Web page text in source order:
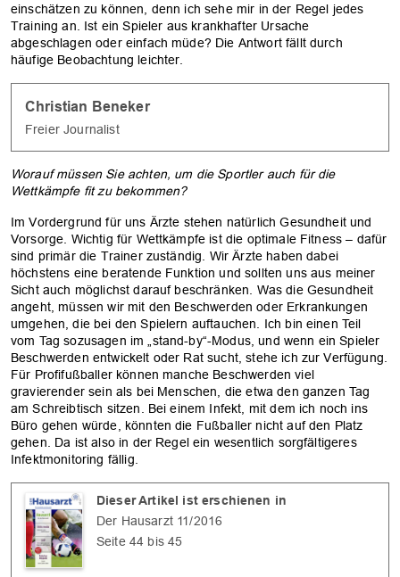
einschätzen zu können, denn ich sehe mir in der Regel jedes
Training an. Ist ein Spieler aus krankhafter Ursache
abgeschlagen oder einfach müde? Die Antwort fällt durch
häufige Beobachtung leichter.
Christian Beneker
Freier Journalist
Worauf müssen Sie achten, um die Sportler auch für die
Wettkämpfe fit zu bekommen?
Im Vordergrund für uns Ärzte stehen natürlich Gesundheit und
Vorsorge. Wichtig für Wettkämpfe ist die optimale Fitness – dafür
sind primär die Trainer zuständig. Wir Ärzte haben dabei
höchstens eine beratende Funktion und sollten uns aus meiner
Sicht auch möglichst darauf beschränken. Was die Gesundheit
angeht, müssen wir mit den Beschwerden oder Erkrankungen
umgehen, die bei den Spielern auftauchen. Ich bin einen Teil
vom Tag sozusagen im „stand-by“-Modus, und wenn ein Spieler
Beschwerden entwickelt oder Rat sucht, stehe ich zur Verfügung.
Für Profifußballer können manche Beschwerden viel
gravierender sein als bei Menschen, die etwa den ganzen Tag
am Schreibtisch sitzen. Bei einem Infekt, mit dem ich noch ins
Büro gehen würde, könnten die Fußballer nicht auf den Platz
gehen. Da ist also in der Regel ein wesentlich sorgfältigeres
Infektmonitoring fällig.
Dieser Artikel ist erschienen in
Der Hausarzt 11/2016
Seite 44 bis 45